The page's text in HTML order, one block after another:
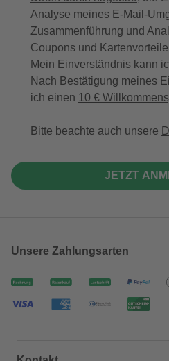
Analyse meines E-Mail-
Zusammenführung und
Coupons und
Mein Einverständnis kann
Nach Bestätigung meines
ich einen 10 €
Bitte beachte auch unsere
JETZT
Unsere Zahlungsarten